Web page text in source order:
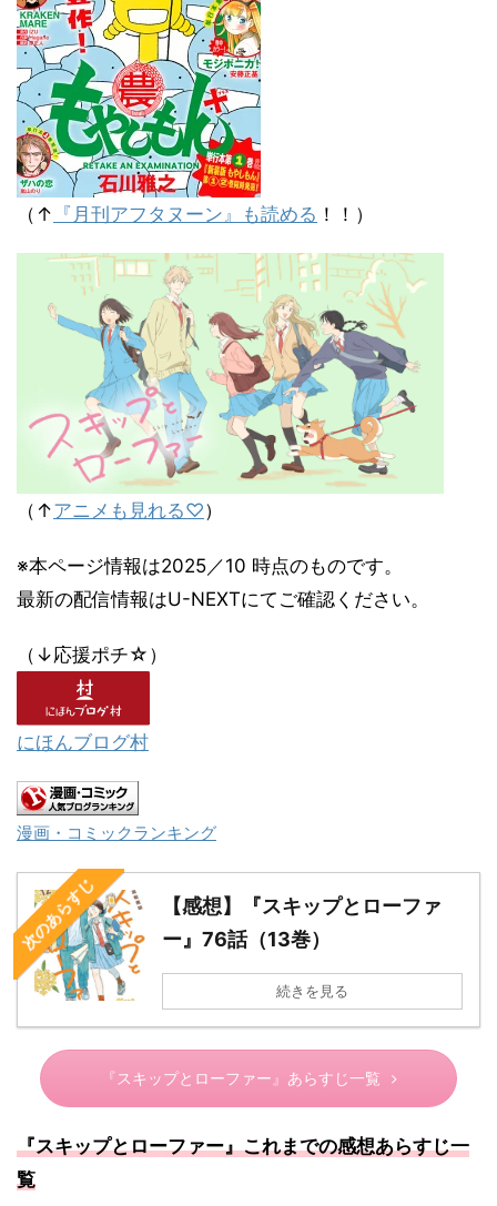
（↑ 『月刊アフタヌーン』も読める ！！）
（↑アニメも見れる♡）
※本ページ情報は2025／10 時点のものです。
最新の配信情報はU-NEXTにてご確認ください。
（↓応援ポチ☆）
にほんブログ村
漫画・コミックランキング
次のあらすじ
【感想】『スキップとローファ
ー』76話（13巻）
続きを見る
『スキップとローファー』あらすじ一覧
『スキップとローファー』これまでの感想あらすじ一
覧